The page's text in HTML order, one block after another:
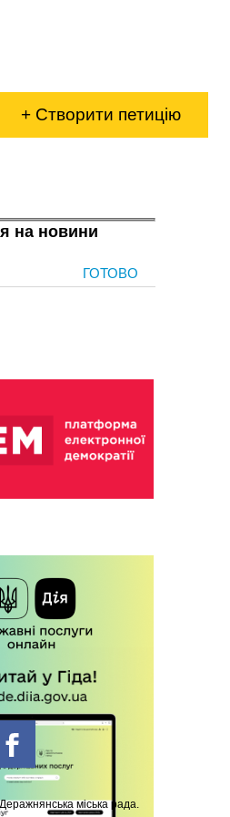
+ Створити петицію
на новини
міська рада.